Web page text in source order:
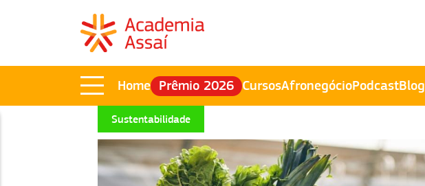
Home Prêmio 2026 CursosAfronegócioPodcastBlog
Sustentabilidade